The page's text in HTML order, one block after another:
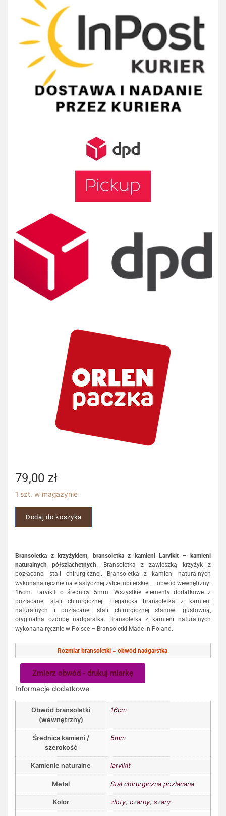
79,00 zł
1 szt. w magazynie
Dodaj do koszyka
Bransoletka z krzyżykiem, bransoletka z kamieni Larvikit – kamieni
naturalnych półszlachetnych. Bransoletka z zawieszką krzyżyk z
pozłacanej stali chirurgicznej. Bransoletka z kamieni naturalnych
wykonana ręcznie na elastycznej żyłce jubilerskiej – obwód wewnętrzny:
16cm. Larvikit o średnicy 5mm. Wszystkie elementy dodatkowe z
pozłacanej stali chirurgicznej. Elegancka bransoletka z kamieni
naturalnych i pozłacanej stali chirurgicznej stanowi gustowną,
oryginalna ozdobę nadgarstka. Bransoletka z kamieni naturalnych
wykonana ręcznie w Polsce – Bransoletki Made in Poland.
Rozmiar bransoletki= obwód nadgarstka.
Zmierz obwód - drukuj miarkę
Informacje dodatkowe
Obwód bransoletki
(wewnętrzny)
16cm
Średnica kamieni /
szerokość
5mm
Kamienie naturalne larvikit
Metal Stal chirurgiczna pozłacana
Kolor złoty, czarny, szary